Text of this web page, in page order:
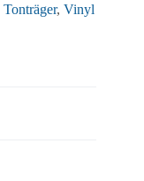
Tonträger, Vinyl